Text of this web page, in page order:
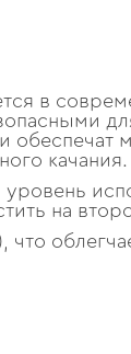
в
качания.
на